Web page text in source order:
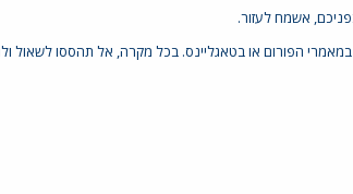
אשמח לעזור.
הפורום או בטאגליינס. בכל מקרה, אל תהססו לשאול